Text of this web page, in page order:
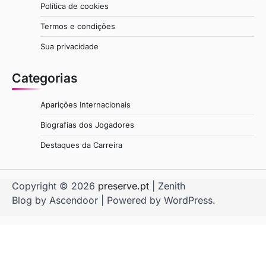
Política de cookies
Termos e condições
Sua privacidade
Categorias
Aparições Internacionais
Biografias dos Jogadores
Destaques da Carreira
Copyright © 2026 preserve.pt | Zenith
Blog by Ascendoor | Powered by WordPress.